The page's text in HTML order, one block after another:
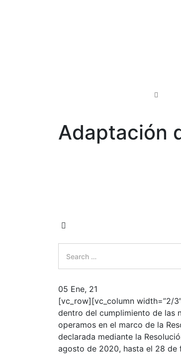
Adaptación
Search
for:
Search
05 Ene, 21
[vc_row][vc_column width=”2/
dentro del cumplimiento de las
operamos en el marco de la
declarada mediante la
agosto de 2020, hasta el 28 de